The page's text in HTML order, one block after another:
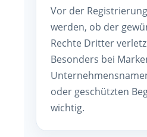
Vor der
werden, ob der
Rechte Dritter
Besonders bei
oder geschützten
wichtig.